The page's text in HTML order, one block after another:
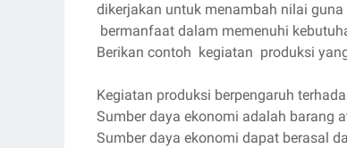
dikerjakan untuk menambah nilai
bermanfaat dalam memenuhi
Berikan contoh kegiatan produksi
Kegiatan produksi berpengaruh
Sumber daya ekonomi adalah barang
Sumber daya ekonomi dapat berasal